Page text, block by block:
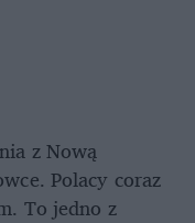
z Nową
Polacy coraz
To jedno z